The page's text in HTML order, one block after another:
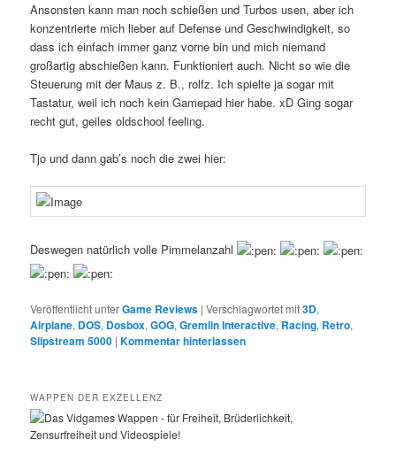
Ansonsten kann man noch schießen und Turbos usen, aber ich
konzentrierte mich lieber auf Defense und Geschwindigkeit, so
dass ich einfach immer ganz vorne bin und mich niemand
großartig abschießen kann. Funktioniert auch. Nicht so wie die
Steuerung mit der Maus z. B., rolfz. Ich spielte ja sogar mit
Tastatur, weil ich noch kein Gamepad hier habe. xD Ging sogar
recht gut, geiles oldschool feeling.
Tjo und dann gab’s noch die zwei hier:
Deswegen natürlich volle Pimmelanzahl
Veröffentlicht unterGame Reviews |Verschlagwortet mit3D,
Airplane, DOS, Dosbox,GOG,Gremlin Interactive, Racing, Retro,
Slipstream 5000 |Kommentar hinterlassen
WAPPEN DER EXZELLENZ